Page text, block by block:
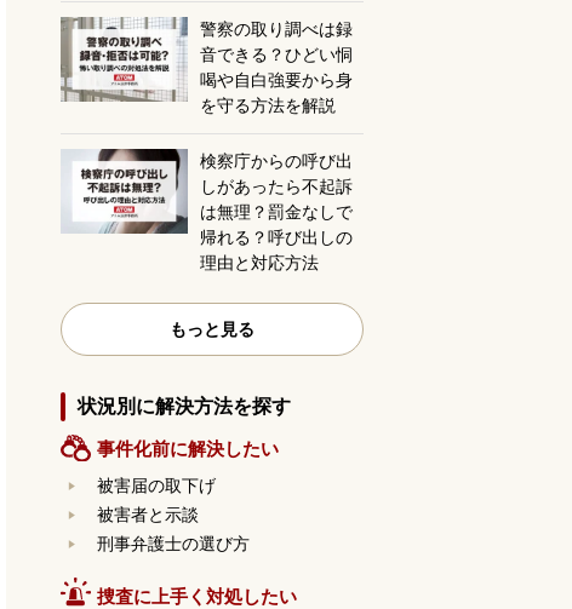
警察の取り調べは録
音できる？ひどい恫
喝や自白強要から身
を守る方法を解説
検察庁からの呼び出
しがあったら不起訴
は無理？罰金なしで
帰れる？呼び出しの
理由と対応方法
もっと見る
状況別に解決方法を探す
事件化前に解決したい
被害届の取下げ
被害者と示談
刑事弁護士の選び方
捜査に上手く対処したい